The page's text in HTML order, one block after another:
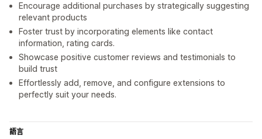
Encourage additional purchases by strategically suggesting
relevant products
Foster trust by incorporating elements like contact
information, rating cards.
Showcase positive customer reviews and testimonials to
build trust
Effortlessly add, remove, and configure extensions to
perfectly suit your needs.
語言